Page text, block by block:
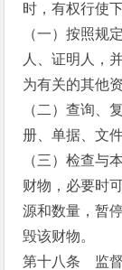
时，有权行使
（一）按照规
人、证明人，
为有关的其他资
（二）查询、
册、单据、文
（三）检查与
财物，必要时
源和数量，暂
毁该财物。
第十八条 监督